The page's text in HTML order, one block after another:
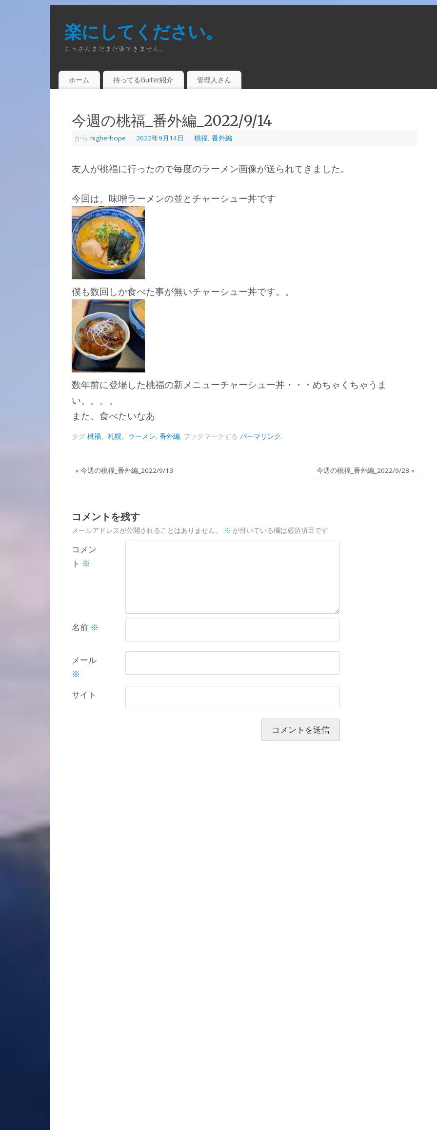
楽にしてください。
おっさんまだまだ楽できません。
ホーム 持ってるGuiter紹介 管理人さん
今週の桃福_番外編_2022/9/14
から higherhope | 2022年9月14日 | 桃福, 番外編
友人が桃福に行ったので毎度のラーメン画像が送られてきました。
今回は、味噌ラーメンの並とチャーシュー丼です
僕も数回しか食べた事が無いチャーシュー丼です。。
数年前に登場した桃福の新メニューチャーシュー丼・・・めちゃくちゃうま
い。。。。
また、食べたいなあ
タグ 桃福、札幌、ラーメン, 番外編. ブックマークする パーマリンク.
« 今週の桃福_番外編_2022/9/13 今週の桃福_番外編_2022/9/28 »
コメントを残す
メールアドレスが公開されることはありません。 ※ が付いている欄は必須項目です
コメン
ト ※
名前 ※
メール
※
サイト